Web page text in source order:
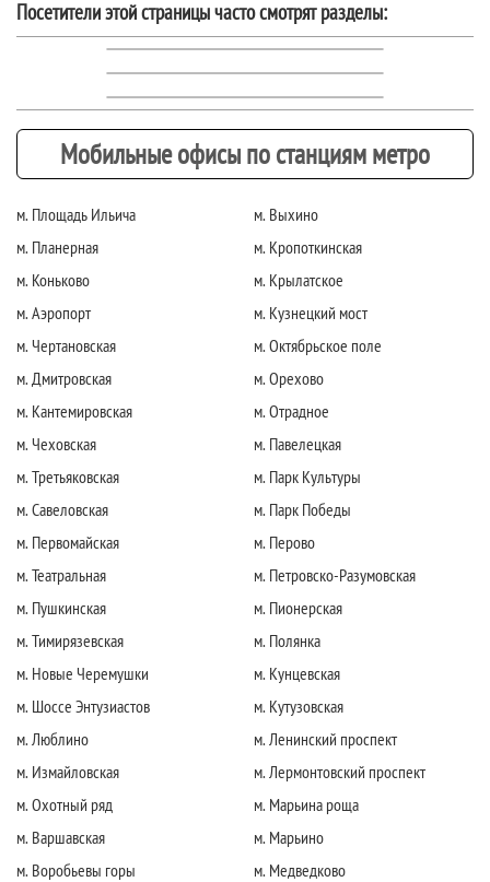
Посетители этой страницы часто смотрят разделы:
Мобильные офисы по станциям метро
м. Площадь Ильича
м. Планерная
м. Коньково
м. Аэропорт
м. Чертановская
м. Дмитровская
м. Кантемировская
м. Чеховская
м. Третьяковская
м. Савеловская
м. Первомайская
м. Театральная
м. Пушкинская
м. Тимирязевская
м. Новые Черемушки
м. Шоссе Энтузиастов
м. Люблино
м. Измайловская
м. Охотный ряд
м. Варшавская
м. Воробьевы горы
м. Выхино
м. Кропоткинская
м. Крылатское
м. Кузнецкий мост
м. Октябрьское поле
м. Орехово
м. Отрадное
м. Павелецкая
м. Парк Культуры
м. Парк Победы
м. Перово
м. Петровско-Разумовская
м. Пионерская
м. Полянка
м. Кунцевская
м. Кутузовская
м. Ленинский проспект
м. Лермонтовский проспект
м. Марьина роща
м. Марьино
м. Медведково